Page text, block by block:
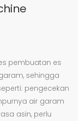
pembuatan es
sehingga
pengecekan
air garam
asin, perlu